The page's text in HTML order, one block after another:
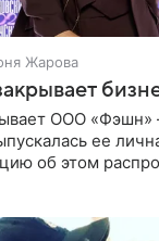
Жарова
ООО
ее
об этом